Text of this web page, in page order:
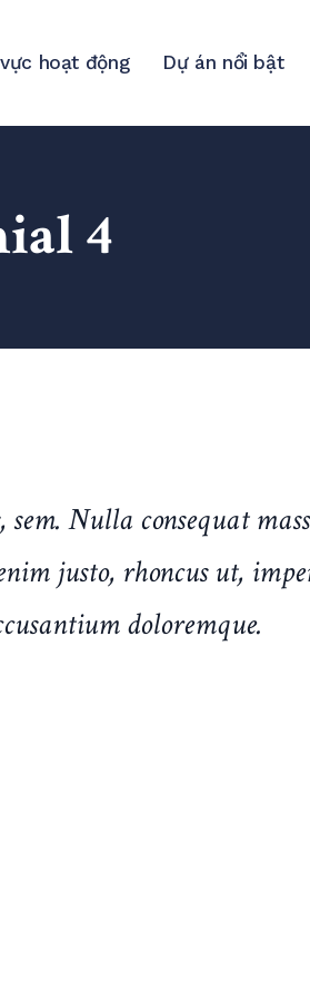
hoạt động Dự án nổi bật
4
Nulla consequat
justo, rhoncus ut,
doloremque.